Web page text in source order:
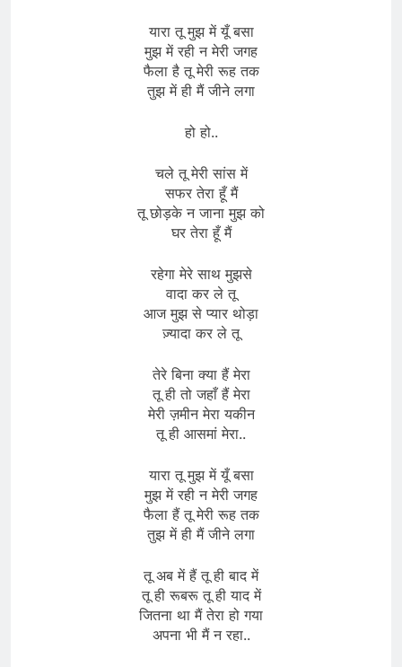
यारा तू मुझ में यूँ बसा
मुझ में रही न मेरी जगह
फैला है तू मेरी रूह तक
तुझ में ही मैं जीने लगा
हो हो..
चले तू मेरी सांस में
सफर तेरा हूँ मैं
तू छोड़के न जाना मुझ को
घर तेरा हूँ मैं
रहेगा मेरे साथ मुझसे
वादा कर ले तू
आज मुझ से प्यार थोड़ा
ज़्यादा कर ले तू
तेरे बिना क्या हैं मेरा
तू ही तो जहाँ हैं मेरा
मेरी ज़मीन मेरा यकीन
तू ही आसमां मेरा..
यारा तू मुझ में यूँ बसा
मुझ में रही न मेरी जगह
फैला हैं तू मेरी रूह तक
तुझ में ही मैं जीने लगा
तू अब में हैं तू ही बाद में
तू ही रूबरू तू ही याद में
जितना था मैं तेरा हो गया
अपना भी मैं न रहा..